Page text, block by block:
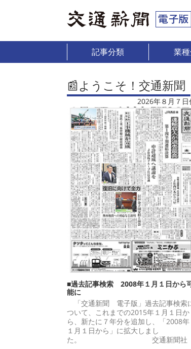
記事分類 業
📰ようこそ！交通新聞
2026年８月７日
■過去記事検索 2008年１月１日から
能に
「交通新聞 電子版」過去記事検索
ついて、これまでの2015年１月１日か
ら、新たに７年分を追加し、「2008年
１月１日から」に拡大しまし
た。 交通新聞社